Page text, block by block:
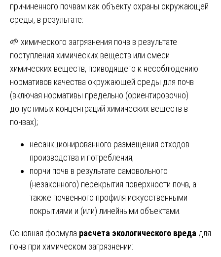
причиненного почвам как объекту охраны окружающей
среды, в результате:
🌱 химического загрязнения почв в результате
поступления химических веществ или смеси
химических веществ, приводящего к несоблюдению
нормативов качества окружающей среды для почв
(включая нормативы предельно (ориентировочно)
допустимых концентраций химических веществ в
почвах);
несанкционированного размещения отходов
производства и потребления;
порчи почв в результате самовольного
(незаконного) перекрытия поверхности почв, а
также почвенного профиля искусственными
покрытиями и (или) линейными объектами.
Основная формула расчета экологического вреда для
почв при химическом загрязнении: